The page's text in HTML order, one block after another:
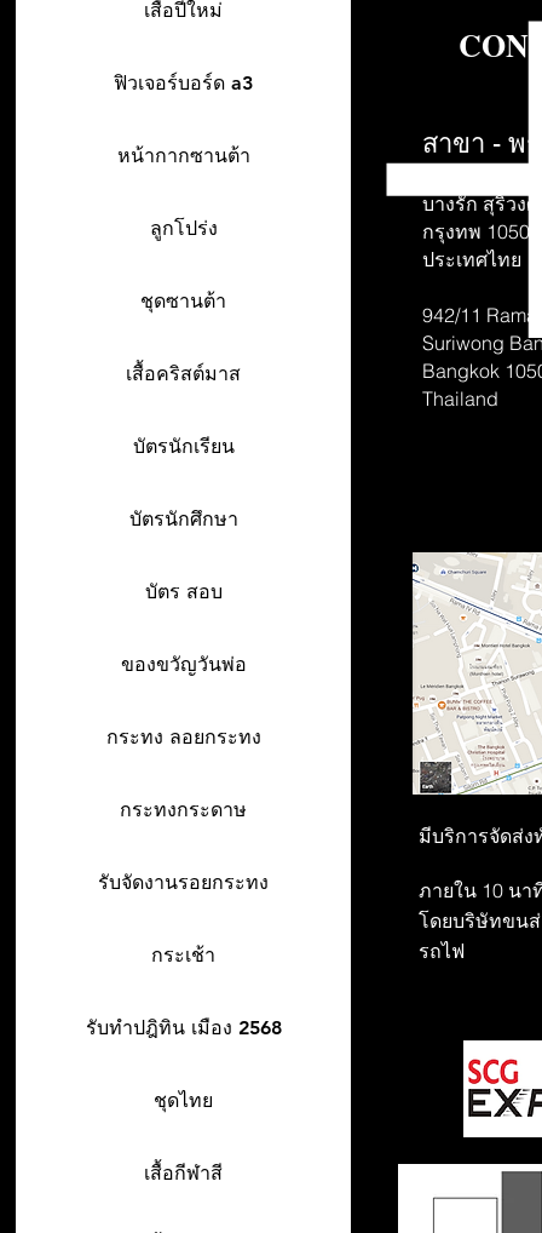
เสื้อปีใหม่
ฟิวเจอร์บอร์ด a3
หน้ากากซานต้า
ลูกโปร่ง
ชุดซานต้า
เสื้อคริสต์มาส
บัตรนักเรียน
บัตรนักศึกษา
บัตร สอบ
ของขวัญวันพ่อ
กระทง ลอยกระทง
กระทงกระดาษ
รับจัดงานรอยกระทง
กระเช้า
รับทำปฎิทิน เมือง 2568
ชุดไทย
เสื้อกีฬาสี
สาขา - พ
บางรัก สุริวงศ์
กรุงทพ 10500
ประเทศไทย
942/11 Rama
Suriwong
Bangkok
Thailand
มีบริการจัดส่ง
ภายใน 10 นา
โดยบริษัทขน
รถไฟ